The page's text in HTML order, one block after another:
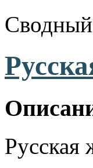
Сводный
Русская